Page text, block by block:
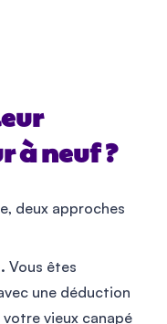
à neuf ?
deux approches
Vous êtes
une déduction
vieux canapé